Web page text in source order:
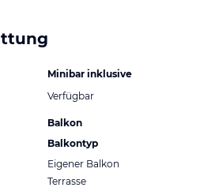
Minibar inklusive
Verfügbar
Balkon
Balkontyp
Eigener Balkon
Terrasse